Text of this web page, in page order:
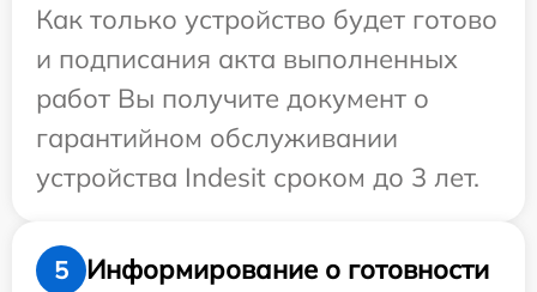
Как только устройство будет готово
и подписания акта выполненных
работ Вы получите документ о
гарантийном обслуживании
устройства Indesit сроком до 3 лет.
5
Информирование о готовности